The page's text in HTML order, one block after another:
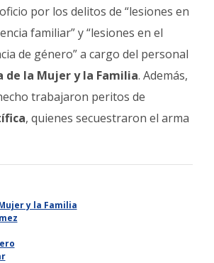
por los delitos de “lesiones en
familiar” y “lesiones en el
de género” a cargo del personal
de la Mujer y la Familia. Además,
trabajaron peritos de
, quienes secuestraron el arma
y la Familia